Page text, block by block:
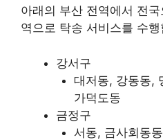
아래의 부산 전역에서 전
역으로 탁송 서비스를 수행
강서구
대저동, 강동동,
가덕도동
금정구
서동, 금사회동